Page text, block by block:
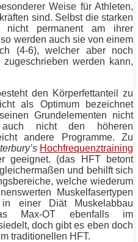
Weise für Athleten,
sind. Selbst die starken
nicht permanent am ihrer
werden auch sie von einem
(4-6), welcher aber noch
zugeschrieben werden kann,
den Körperfettanteil
zu
als Optimum bezeichnet
Grundelementen nicht
nicht den höheren
andere Programme. Zu
Hochfrequenztraining
geeignet. (das
HFTbetont
und behilft sich
welche wiederum
Muskelfasertypen
in einer
DiätMuskelabbau
Max-OT ebenfalls im
doch gibt es eben doch
traditionellen HFT.